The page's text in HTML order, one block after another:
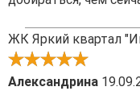
ЖК Яркий квартал
Александрина